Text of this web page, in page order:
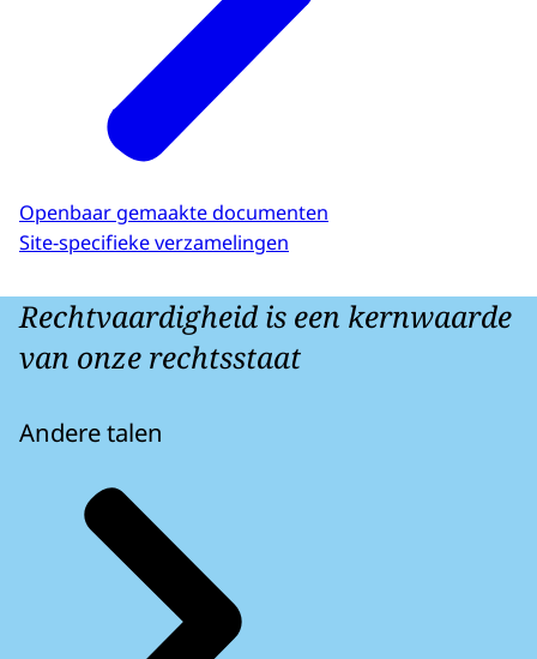
Openbaar gemaakte documenten
Site-specifieke verzamelingen
Rechtvaardigheid is een kernwaarde
van onze rechtsstaat
Andere talen